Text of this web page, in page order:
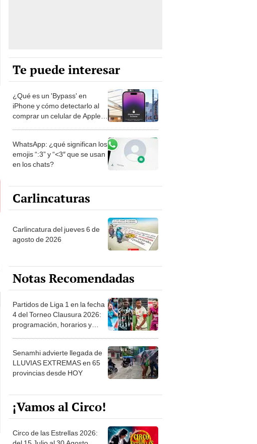
Te puede interesar
¿Qué es un 'Bypass' en
iPhone y cómo detectarlo al
comprar un celular de Apple
WhatsApp: ¿qué significan los
emojis “:3” y “<3″ que se usan
en los chats?
Carlincaturas
Carlincatura del jueves 6 de
agosto de 2026
Notas Recomendadas
Partidos de Liga 1 en la fecha
4 del Torneo Clausura 2026:
programación, horarios y
Senamhi advierte llegada de
LLUVIAS EXTREMAS en 65
provincias desde HOY
¡Vamos al Circo!
Circo de las Estrellas 2026: